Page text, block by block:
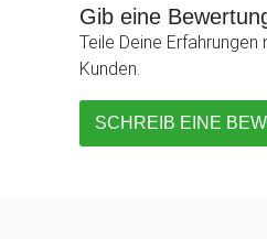
Gib eine
Teile Deine
Kunden.
SCHREIB EINE